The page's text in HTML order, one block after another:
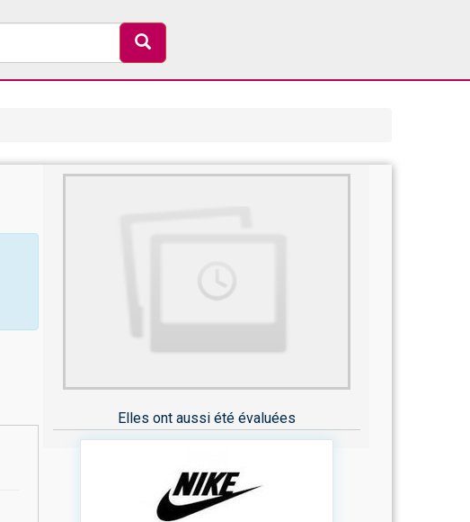
Elles ont aussi été évaluées